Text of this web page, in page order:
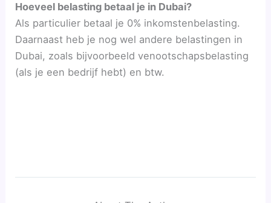
Hoeveel belasting betaal je in Dubai?
Als particulier betaal je 0% inkomstenbelasting.
Daarnaast heb je nog wel andere belastingen in
Dubai, zoals bijvoorbeeld venootschapsbelasting
(als je een bedrijf hebt) en btw.